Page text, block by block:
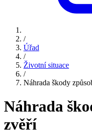
/
Úřad
/
Životní situace
/
Náhrada škody
Náhrada
zvěří